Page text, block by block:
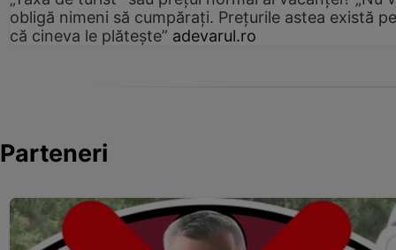
obligă nimeni să cumpărați. Prețurile astea există
că cineva le plătește” adevarul.ro
Parteneri